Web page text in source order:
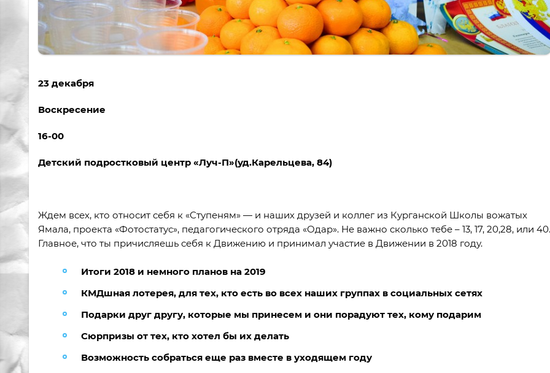
23 декабря
Воскресение
16-00
Детский подростковый центр «Луч-П»(уд.Карельцева, 84)
Ждем всех, кто относит себя к «Ступеням» — и наших друзей и коллег из Курганской Школы вожатых
Ямала, проекта «Фотостатус», педагогического отряда «Одар». Не важно сколько тебе – 13, 17, 20,28, или 40.
Главное, что ты причисляешь себя к Движению и принимал участие в Движении в 2018 году.
Итоги 2018 и немного планов на 2019
КМДшная лотерея, для тех, кто есть во всех наших группах в социальных сетях
Подарки друг другу, которые мы принесем и они порадуют тех, кому подарим
Сюрпризы от тех, кто хотел бы их делать
Возможность собраться еще раз вместе в уходящем году